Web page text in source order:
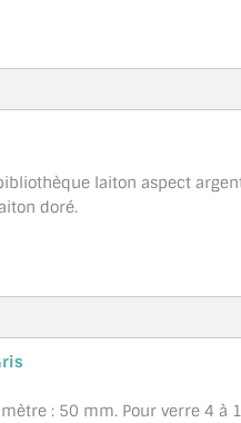
laiton aspect
doré.
: 50 mm. Pour verre 4